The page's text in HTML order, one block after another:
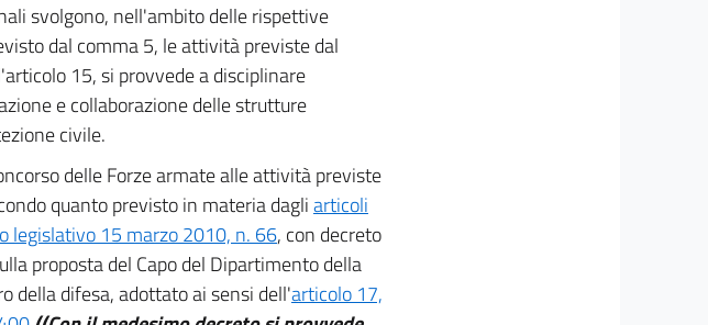
svolgono, nell'ambito delle rispettive
dal comma 5, le attività previste dal
15, si provvede a disciplinare
e collaborazione delle strutture
civile.
delle Forze armate alle attività previste
quanto previsto in materia dagliarticoli
legislativo 15 marzo 2010, n. 66, con decreto
proposta del Capo del Dipartimento della
della difesa, adottato ai sensi dell'articolo 17,